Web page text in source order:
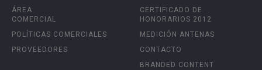
ÁREA
COMERCIAL
POLÍTICAS COMERCIALES
PROVEEDORES
CERTIFICADO DE
HONORARIOS 2012
MEDICIÓN ANTENAS
CONTACTO
BRANDED CONTENT